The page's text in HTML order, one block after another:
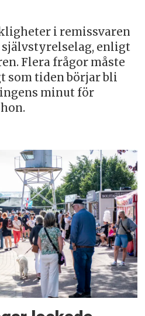
i remissvaren
enligt
Flera frågor måste
som tiden börjar bli
minut för